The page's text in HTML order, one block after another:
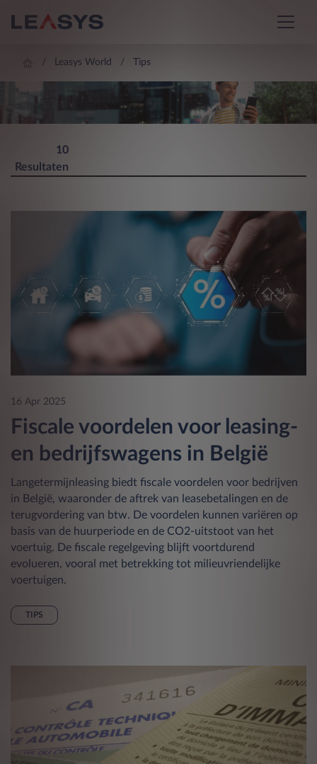
Leasys World Tips
LEASYS WORLD
10
Resultaten
16 Apr 2025
Fiscale voordelen voor leasing-
en bedrijfswagens in België
Langetermijnleasing biedt fiscale voordelen voor bedrijven
in België, waaronder de aftrek van leasebetalingen en de
terugvordering van btw. De voordelen kunnen variëren op
basis van de huurperiode en de CO2-uitstoot van het
voertuig. De fiscale regelgeving blijft voortdurend
evolueren, vooral met betrekking tot milieuvriendelijke
voertuigen.
TIPS